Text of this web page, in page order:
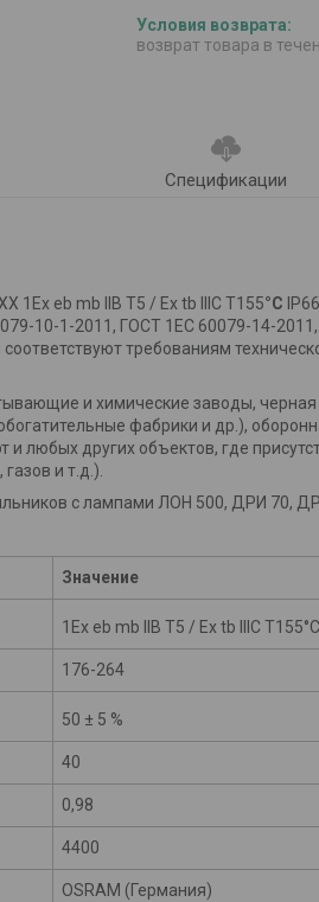
возврат товара в
Спецификации
XX 1 Ex eb mb IIB T5 / Ex tb IIIC T155°С IP66
10-1-2011, ГОСТ 1ЕС 60079-14-
требованиям
и химические заводы,
фабрики и др.),
любых других объектов, где
и т.д.).
с лампами ЛОН 500, ДРИ 70,
Значение
1Ex eb mb IIB T5 / Ex tb IIIC T155°С
176-264
50 ± 5 %
40
0,98
4400
OSRAM (Германия)